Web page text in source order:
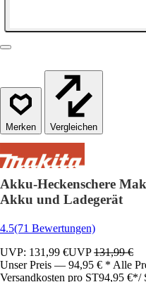
Vergleichen
Akku-Heckenschere
Akku und Ladegerät
4.5(71 Bewertungen)
UVP: 131,99 €UVP131,99 €
Unser Preis — 94,95 € * Alle
Versandkosten pro ST94,95 €*/